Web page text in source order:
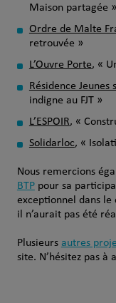
Maison partagée »
Ordre de Malte
retrouvée »
L’Ouvre Porte, «
Résidence Jeunes
indigne au FJT »
L’ESPOIR, «
Solidarloc, «
Nous remercions
BTPpour sa
exceptionnel dans le
il n’aurait pas été
Plusieurs autres
site. N’hésitez pas